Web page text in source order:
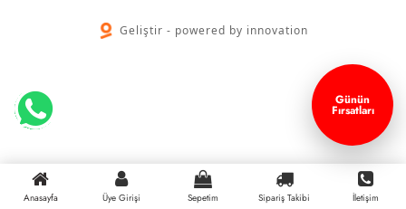
Geliştir - powered by innovation
Anasayfa Üye Girişi Sepetim Sipariş Takibi İletişim
Günün
Fırsatları